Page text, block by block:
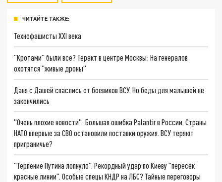
ЧИТАЙТЕ ТАКЖЕ:
Технофашисты XXI века
"Кротами" были все? Теракт в центре Москвы: На генералов
охотятся "живые дроны"
Даня с Дашей спаслись от боевиков ВСУ. Но беды для малышей не
закончились
"Очень плохие новости": Большая ошибка Palantir в России. Страны
НАТО впервые за СВО остановили поставки оружия. ВСУ теряют
приграничье?
"Терпение Путина лопнуло". Рекордный удар по Киеву "пересёк
красные линии". Особые спецы КНДР на ЛБС? Тайные переговоры